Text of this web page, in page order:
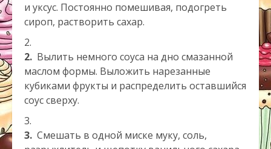
и уксус. Постоянно помешивая, подогреть
сироп, растворить сахар.
2. Вылить немного соуса на дно смазанной
маслом формы. Выложить нарезанные
кубиками фрукты и распределить оставшийся
соус сверху.
3. Смешать в одной миске муку, соль,